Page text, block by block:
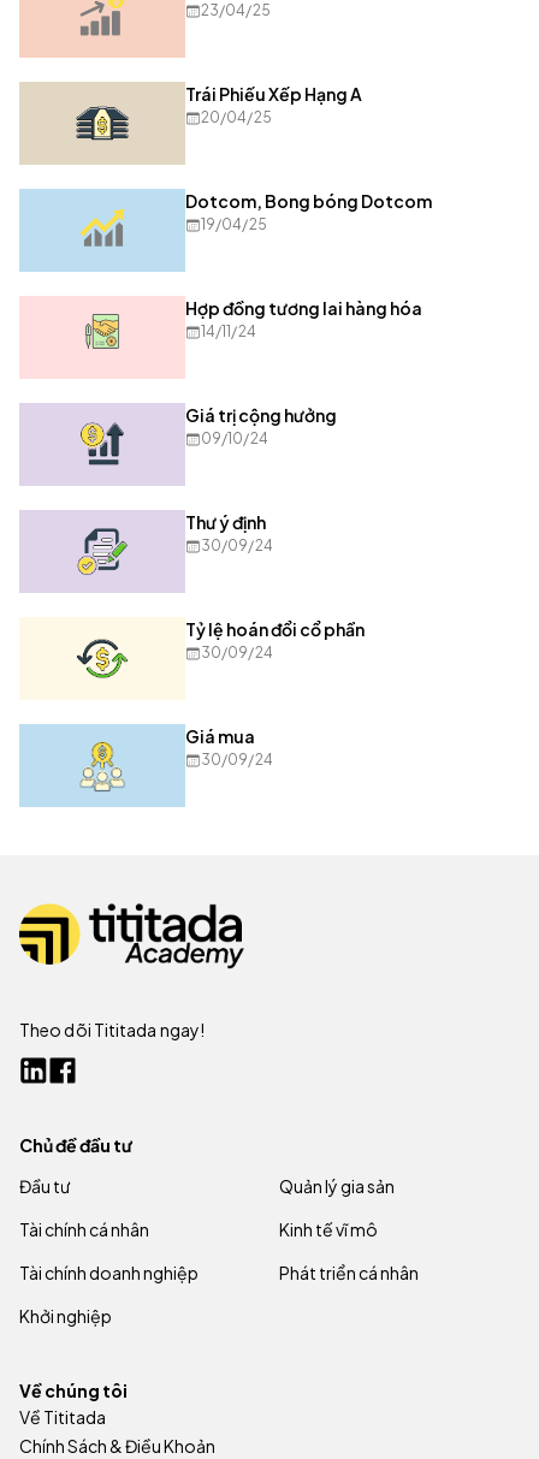
23/04/25
Trái Phiếu Xếp Hạng A
20/04/25
Dotcom, Bong bóng Dotcom
19/04/25
Hợp đồng tương lai hàng hóa
14/11/24
Giá trị cộng hưởng
09/10/24
Thư ý định
30/09/24
Tỷ lệ hoán đổi cổ phần
30/09/24
Giá mua
30/09/24
Theo dõi Tititada ngay!
Chủ đề đầu tư
Đầu tư
Quản lý gia sản
Tài chính cá nhân
Kinh tế vĩ mô
Tài chính doanh nghiệp
Phát triển cá nhân
Khởi nghiệp
Về chúng tôi
Về Tititada
Chính Sách & Điều Khoản